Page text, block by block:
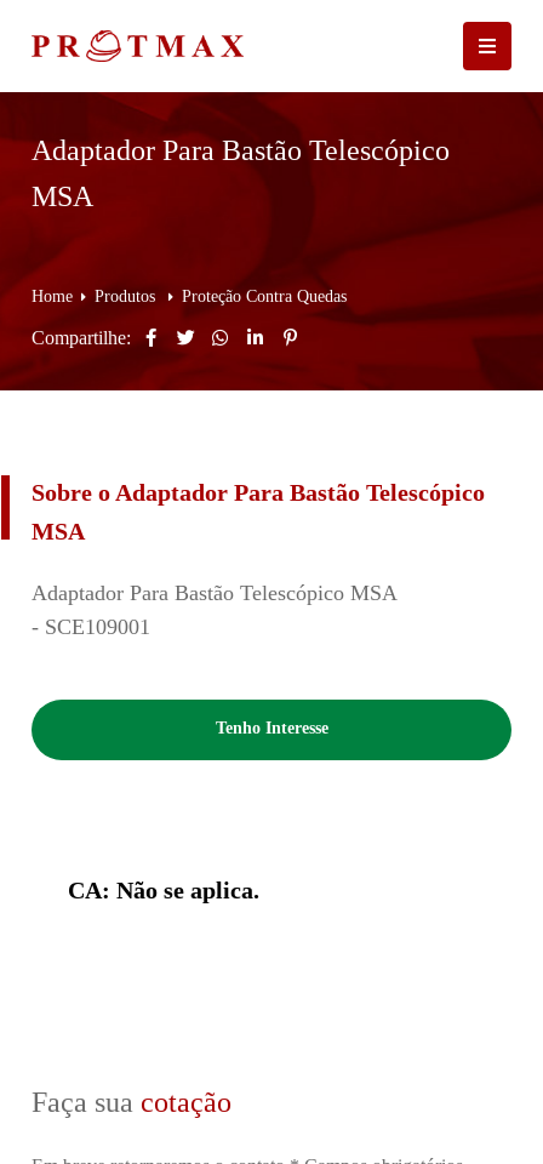
Adaptador Para Bastão Telescópico
MSA
Home Produtos Proteção Contra Quedas
Compartilhe:
Sobre o Adaptador Para Bastão Telescópico
MSA
Adaptador Para Bastão Telescópico MSA
- SCE109001
Tenho Interesse
CA: Não se aplica.
Faça sua cotação